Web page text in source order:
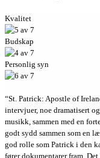
Kvalitet
Budskap
Personlig syn
“St. Patrick: Apostle of
intervjuer, noe dramatisert
musikk, sammen med en
godt sydd sammen som en
god rolle som Patrick i den
fører dokumentarer fram.